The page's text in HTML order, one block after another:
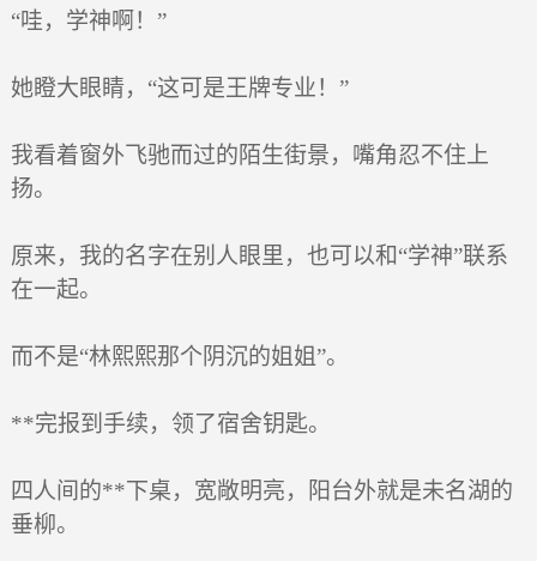
“哇，学神啊！”
她瞪大眼睛，“这可是王牌专业！”
我看着窗外飞驰而过的陌生街景，嘴角忍不住上
扬。
原来，我的名字在别人眼里，也可以和“学神”联系
在一起。
而不是“林熙熙那个阴沉的姐姐”。
**完报到手续，领了宿舍钥匙。
四人间的**下桌，宽敞明亮，阳台外就是未名湖的
垂柳。